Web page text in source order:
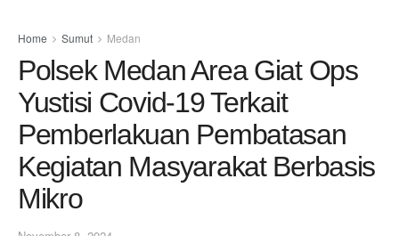
Home Sumut Medan
Polsek Medan Area Giat Ops
Yustisi Covid-19 Terkait
Pemberlakuan Pembatasan
Kegiatan Masyarakat Berbasis
Mikro